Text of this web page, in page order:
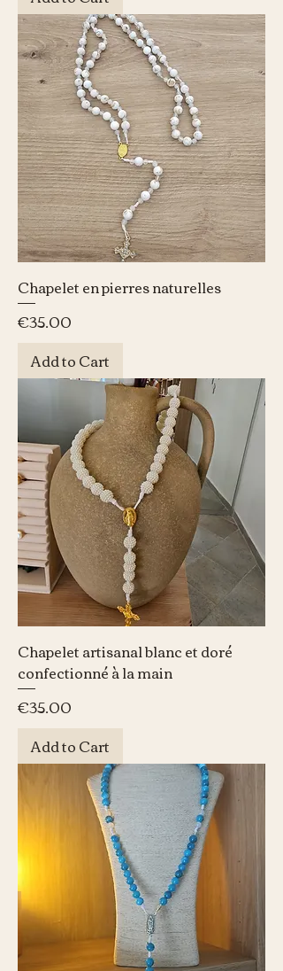
Chapelet en pierres naturelles
Price
€35.00
Add to Cart
Chapelet artisanal blanc et doré
confectionné à la main
Price
€35.00
Add to Cart